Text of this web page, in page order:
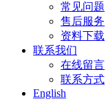
常见问题
售后服务
资料下载
联系我们
在线留言
联系方式
English